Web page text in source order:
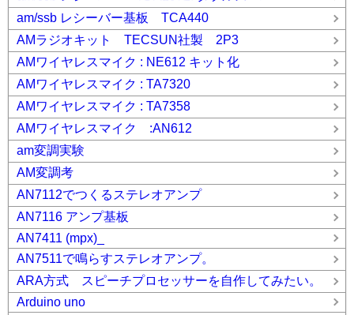
am/ssb レシーバー基板 TCA440
AMラジオキット TECSUN社製 2P3
AMワイヤレスマイク : NE612 キット化
AMワイヤレスマイク : TA7320
AMワイヤレスマイク : TA7358
AMワイヤレスマイク :AN612
am変調実験
AM変調考
AN7112でつくるステレオアンプ
AN7116 アンプ基板
AN7411 (mpx)_
AN7511で鳴らすステレオアンプ。
ARA方式 スピーチプロセッサーを自作してみたい。
Arduino uno